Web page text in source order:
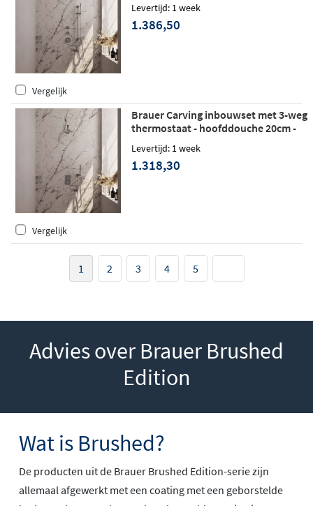
staafhanddouche - met glijstang -
geborsteld RVS PVD
Levertijd: 1 week
1.386,50
Vergelijk
Brauer Carving inbouwset met 3-weg
thermostaat - hoofddouche 20cm -
staafhanddouche - wandaansluiting -
geborsteld RVS PVD
Levertijd: 1 week
1.318,30
Vergelijk
1 2 3 4 5
Advies over Brauer Brushed
Edition
Wat is Brushed?
De producten uit de Brauer Brushed Edition-serie zijn
allemaal afgewerkt met een coating met een geborstelde